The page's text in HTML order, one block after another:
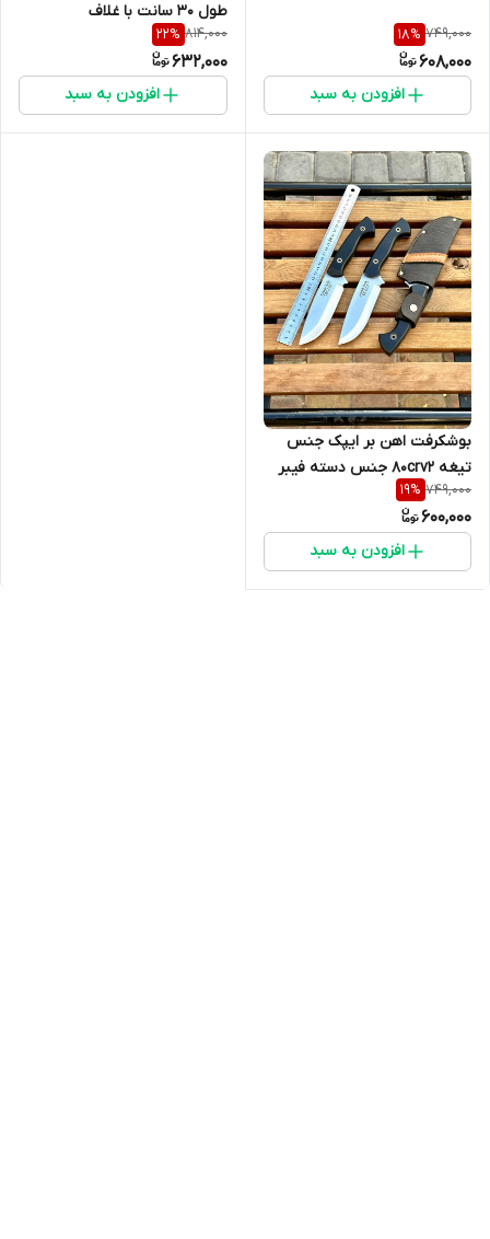
749,000
18%
608,000
افزودن به سبد
طول ۳۰ سانت با غلاف
814,000
22%
632,000
افزودن به سبد
بوشکرفت اهن بر ایپک جنس
تیغه 80crv2 جنس دسته فیبر
آلمانی دارای غلاف
749,000
19%
600,000
افزودن به سبد